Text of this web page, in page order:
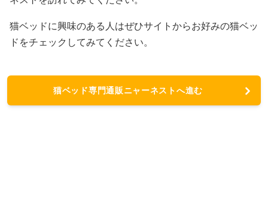
猫ベッドに興味のある人はぜひサイトからお好みの猫ベッ
ドをチェックしてみてください。
猫ベッド専門通販ニャーネストへ進む